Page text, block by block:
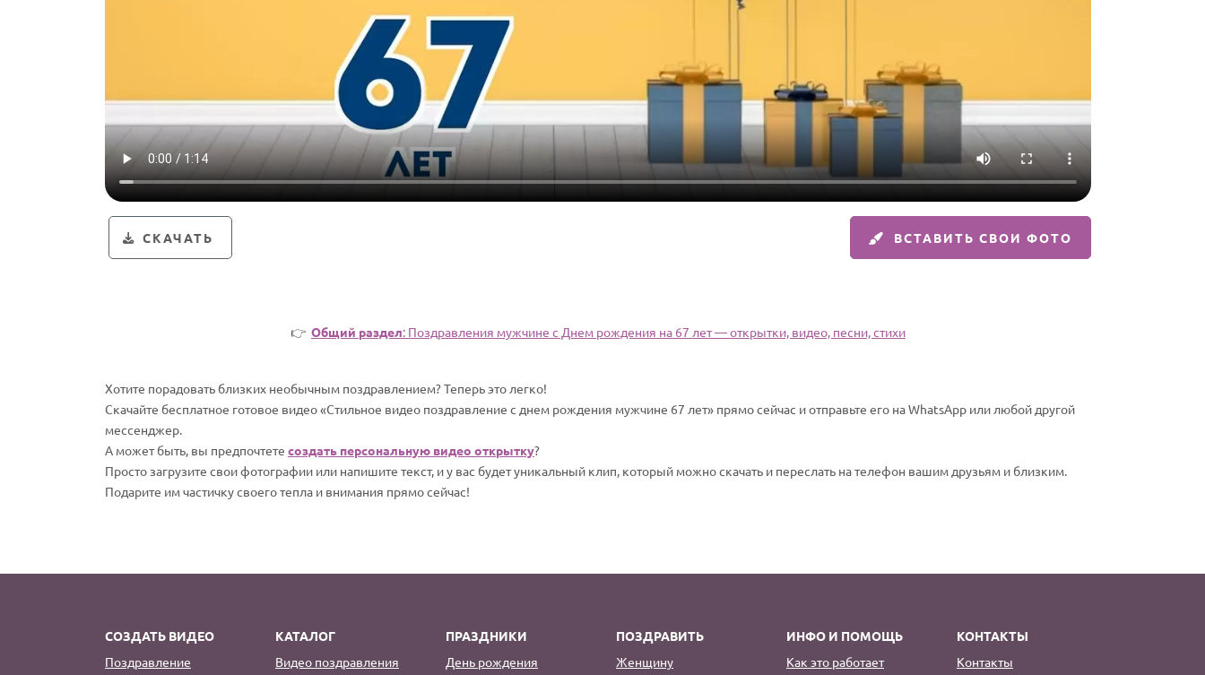
СКАЧАТЬ ВСТАВИТЬ СВОИ ФОТО
👉 Общий раздел: Поздравления мужчине c Днем рождения на 67 лет — открытки, видео, песни, стихи
Хотите порадовать близких необычным поздравлением? Теперь это легко!
Скачайте бесплатное готовое видео «Стильное видео поздравление с днем рождения мужчине 67 лет» прямо сейчас и отправьте его на WhatsApp или любой другой
мессенджер.
А может быть, вы предпочтете создать персональную видео открытку?
Просто загрузите свои фотографии или напишите текст, и у вас будет уникальный клип, который можно скачать и переслать на телефон вашим друзьям и близким.
Подарите им частичку своего тепла и внимания прямо сейчас!
СОЗДАТЬ ВИДЕО
Поздравление
КАТАЛОГ
Видео поздравления
ПРАЗДНИКИ
День рождения
ПОЗДРАВИТЬ
Женщину
ИНФО И ПОМОЩЬ
Как это работает
КОНТАКТЫ
Контакты